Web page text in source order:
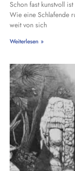
Schon fast kunstvoll
Wie eine Schlafende
weit von sich
Weiterlesen »